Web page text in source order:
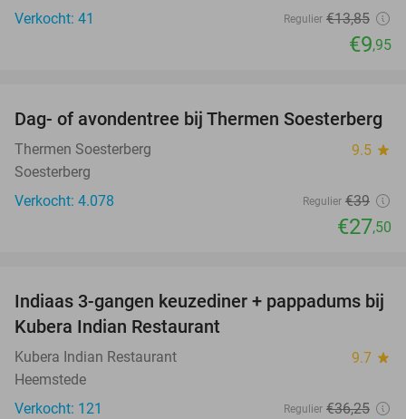
Verkocht: 41
Regulier €13,85
€9,95
29%
Dag- of avondentree bij Thermen Soesterberg
Thermen Soesterberg 9.5 star
Soesterberg
Verkocht: 4.078
Regulier €39
€27,50
32%
Indiaas 3-gangen keuzediner + pappadums bij
Kubera Indian Restaurant
Kubera Indian Restaurant 9.7 star
Heemstede
Verkocht: 121
Regulier €36,25